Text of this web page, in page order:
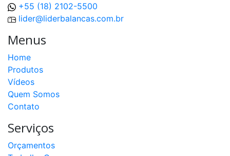
+55 (18) 2102-5500
lider@liderbalancas.com.br
Menus
Home
Produtos
Vídeos
Quem Somos
Contato
Serviços
Orçamentos